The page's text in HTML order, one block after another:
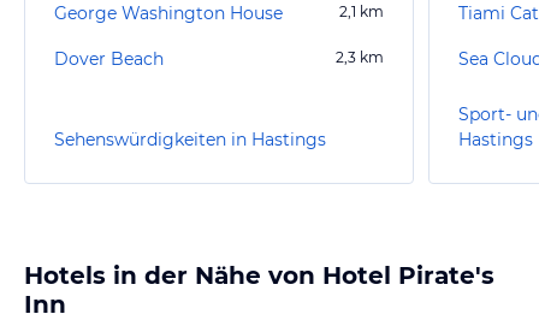
George Washington House 2,1 km
Dover Beach 2,3 km
Sehenswürdigkeiten in Hastings
Tiami
Sea
Sport-
Hastings
Hotels in der Nähe von Hotel Pirate's
Inn